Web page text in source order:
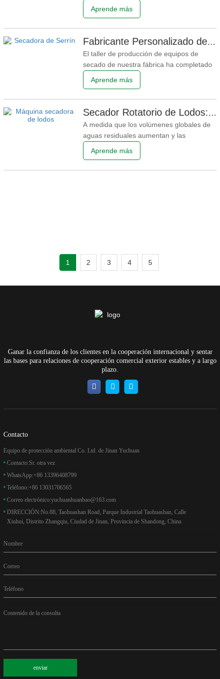
de las industrias globales de
procesamiento profundo de cáscara de
energía de biomasa, los secadores de
han convertido en equipos muy solicitados
en
Aprende más
Fabricante Personalizado de Secadora de Serrín | Entrega de Equipos de Secado de Serrín
El taller de producción de equipos de
secado de nuestra fábrica ha completado
la carga y el envío de un secador de
astillas de madera tipo tambor fabricado a
empresa manufacturera. Este lote de
fue diseñado a medida para la
Aprende más
Secador Rotatorio de Lodos: La Solución Sostenible para la Gestión Moderna de Lodos
A medida que los volúmenes globales de
aguas residuales aumentan y las
regulaciones ambientales se endurecen, la
necesidad de un tratamiento de lodos
Aprende más
1 2 3 4 5
Ganar la confianza de los clientes en la cooperación internacional y sentar
las bases para relaciones de cooperación comercial exterior estables y a largo
plazo.
Contacto
Equipo de protección ambiental Co. Ltd. de Jinan Yuchuan
Contacto:Sr. otra vez
WhatsApp:+86 13396408799
Teléfono:+86 13031706565
Correo electrónico:yuchuanhuanbao@163.com
DIRECCIÓN:No.88, Taohuashan Road, Parque Industrial Taohuashan, Calle
Xiuhui, Distrito Zhangqiu, Ciudad de Jinan, Provincia de Shandong, China
Nombre
Correo
Teléfono
Contenido de la consulta
enviar